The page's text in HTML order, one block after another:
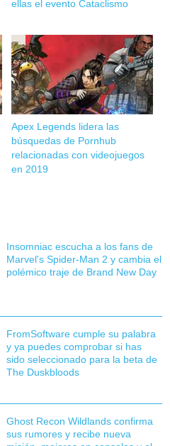
ellas el evento Cataclismo
Apex Legends lidera las
búsquedas de Pornhub
relacionadas con videojuegos
en 2019
Insomniac escucha a los fans de
Marvel's Spider-Man 2 y cambia el
polémico traje de Brand New Day
FromSoftware cumple su palabra
y ya puedes comprobar si has
sido seleccionado para la beta de
The Duskbloods
Ghost Recon Wildlands confirma
sus rumores y recibe nueva